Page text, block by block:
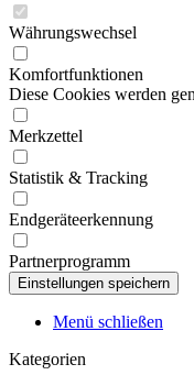
Währungswechsel
Komfortfunktionen
Diese Cookies werden
Merkzettel
Statistik & Tracking
Endgeräteerkennung
Partnerprogramm
Menü schließen
Kategorien